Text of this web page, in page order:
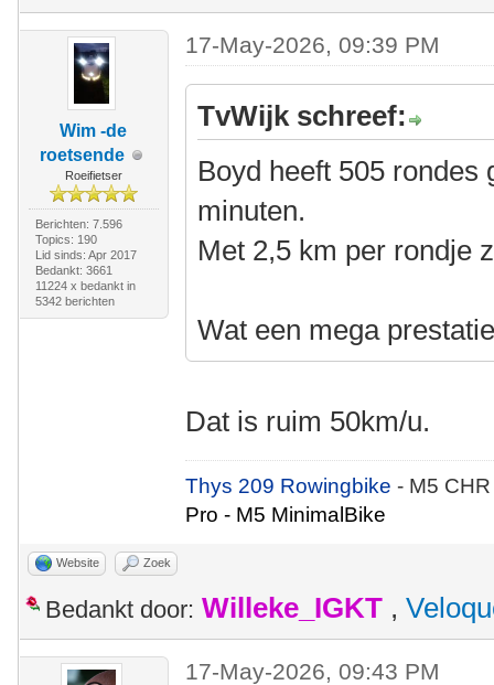
Wim -de
roetsende
Roeifietser
Berichten: 7.596
Topics: 190
Lid sinds: Apr 2017
Bedankt: 3661
11224 x bedankt in
5342 berichten
17-May-2026, 09:39 PM
TvWijk schreef:
Boyd heeft 505 rondes
minuten.
Met 2,5 km per rondje
Wat een mega
Dat is ruim 50km/u.
Thys 209 Rowingbike- M5
Pro - M5 MinimalBike
Website Zoek
Bedankt door: Willeke_IGKT ,
17-May-2026, 09:43 PM